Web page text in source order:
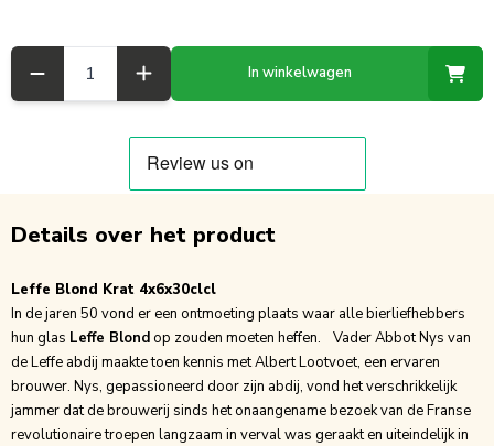
In winkelwagen
Details over het product
Leffe Blond Krat 4x6x30clcl
In de jaren 50 vond er een ontmoeting plaats waar alle bierliefhebbers
hun glas Leffe Blondop zouden moeten heffen. Vader Abbot Nys van
de Leffe abdij maakte toen kennis met Albert Lootvoet, een ervaren
brouwer. Nys, gepassioneerd door zijn abdij, vond het verschrikkelijk
jammer dat de brouwerij sinds het onaangename bezoek van de Franse
revolutionaire troepen langzaam in verval was geraakt en uiteindelijk in